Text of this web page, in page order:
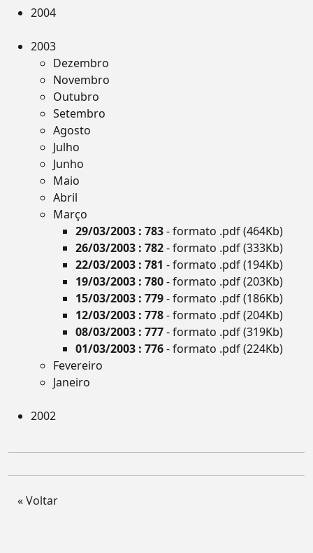
2004
2003
Dezembro
Novembro
Outubro
Setembro
Agosto
Julho
Junho
Maio
Abril
Março
29/03/2003 : 783- formato .pdf (464Kb)
26/03/2003 : 782- formato .pdf (333Kb)
22/03/2003 : 781 - formato .pdf (194Kb)
19/03/2003 : 780- formato .pdf (203Kb)
15/03/2003 : 779- formato .pdf (186Kb)
12/03/2003 : 778- formato .pdf (204Kb)
08/03/2003 : 777- formato .pdf (319Kb)
01/03/2003 : 776- formato .pdf (224Kb)
Fevereiro
Janeiro
2002
« Voltar